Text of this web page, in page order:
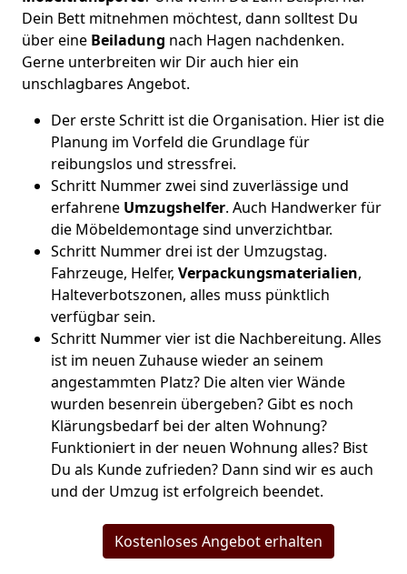
Dein Bett mitnehmen möchtest, dann solltest Du
über eine Beiladung nach Hagen nachdenken.
Gerne unterbreiten wir Dir auch hier ein
unschlagbares Angebot.
Der erste Schritt ist die Organisation. Hier ist die
Planung im Vorfeld die Grundlage für
reibungslos und stressfrei.
Schritt Nummer zwei sind zuverlässige und
erfahrene Umzugshelfer. Auch Handwerker für
die Möbeldemontage sind unverzichtbar.
Schritt Nummer drei ist der Umzugstag.
Fahrzeuge, Helfer, Verpackungsmaterialien,
Halteverbotszonen, alles muss pünktlich
verfügbar sein.
Schritt Nummer vier ist die Nachbereitung. Alles
ist im neuen Zuhause wieder an seinem
angestammten Platz? Die alten vier Wände
wurden besenrein übergeben? Gibt es noch
Klärungsbedarf bei der alten Wohnung?
Funktioniert in der neuen Wohnung alles? Bist
Du als Kunde zufrieden? Dann sind wir es auch
und der Umzug ist erfolgreich beendet.
Kostenloses Angebot erhalten